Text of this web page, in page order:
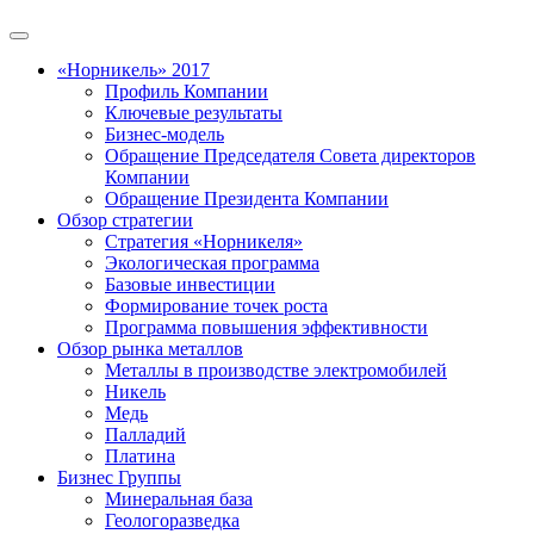
«Норникель» 2017
Профиль Компании
Ключевые результаты
Бизнес-модель
Обращение Председателя Совета директоров
Компании
Обращение Президента Компании
Обзор стратегии
Стратегия «Норникеля»
Экологическая программа
Базовые инвестиции
Формирование точек роста
Программа повышения эффективности
Обзор рынка металлов
Металлы в производстве электромобилей
Никель
Медь
Палладий
Платина
Бизнес Группы
Минеральная база
Геологоразведка